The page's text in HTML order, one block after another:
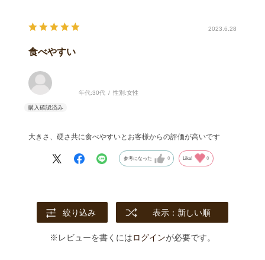
2023.6.28
食べやすい
年代:30代 性別:女性
大きさ、硬さ共に食べやすいとお客様からの評価が高いです
参考になった 0 Like! 0
絞り込み 表示：新しい順
※レビューを書くにはログインが必要です。